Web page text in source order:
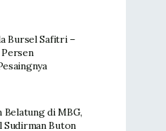
Bursel Safitri –
Belatung di MBG,
Sudirman Buton